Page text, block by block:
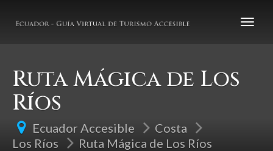
Ruta Mágica de Los
Ríos
Ecuador Accesible
Costa
Los Ríos
Ruta Mágica de Los Ríos